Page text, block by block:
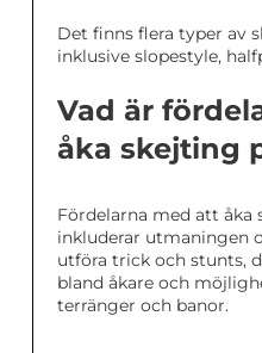
Det finns flera typer av
inklusive slopestyle,
Vad är
åka skejting
Fördelarna med att åka
inkluderar utmaningen
utföra trick och stunts,
bland åkare och
terränger och banor.